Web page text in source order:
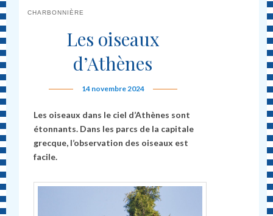
CHARBONNIÈRE
Les oiseaux
d’Athènes
14 novembre 2024
Les oiseaux dans le ciel d’Athènes sont
étonnants. Dans les parcs de la capitale
grecque, l’observation des oiseaux est
facile.